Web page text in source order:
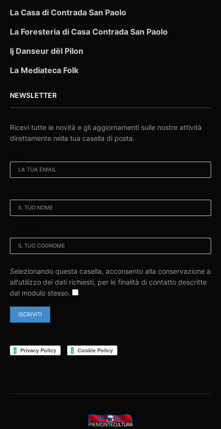
La Casa di Contrada San Paolo
La Foresteria di Casa Contrada San Paolo
Ij Danseur dël Pilon
La Mediateca Folk
NEWSLETTER
Ricevi tutte le novità e gli aggiornamenti sulle nostre attività
direttamente nella tua casella di posta.
Selezionando questa casella, acconsento alla conservazione a
all'utilizzo dei dati richiesti, per le finalità di contatto descritte
dal modulo stesso.